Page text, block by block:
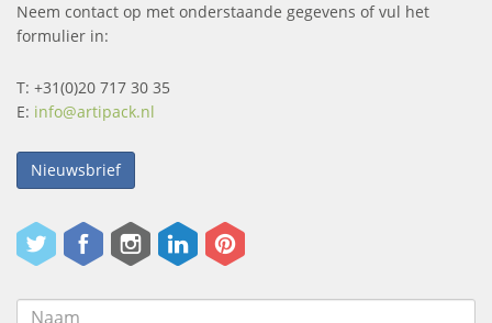
Neem contact op met onderstaande gegevens of vul het
formulier in:
T: +31(0)20 717 30 35
E: info@artipack.nl
Nieuwsbrief